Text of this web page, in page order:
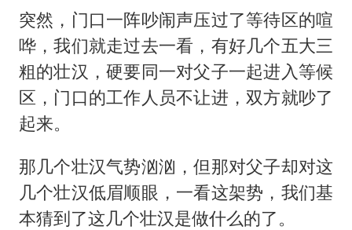
突然，门口一阵吵闹声压过了等待区的喧
哗，我们就走过去一看，有好几个五大三
粗的壮汉，硬要同一对父子一起进入等候
区，门口的工作人员不让进，双方就吵了
起来。
那几个壮汉气势汹汹，但那对父子却对这
几个壮汉低眉顺眼，一看这架势，我们基
本猜到了这几个壮汉是做什么的了。